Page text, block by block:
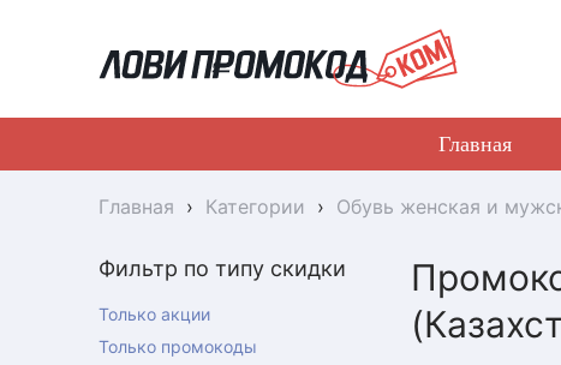
Главная
Главная › Категории › Обувь женская и
Фильтр по типу скидки
Только акции
Только промокоды